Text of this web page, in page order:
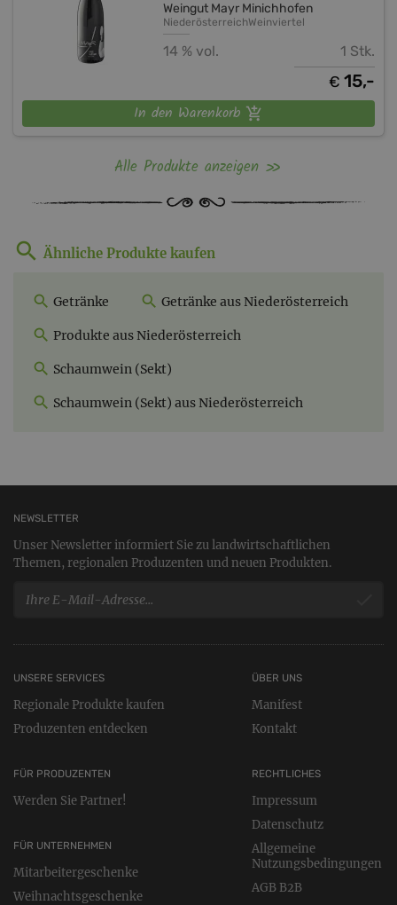
Weingut Mayr Minichhofen
NiederösterreichWeinviertel
14 % vol. 1 Stk.
€ 15,-
In den Warenkorb
Alle Produkte anzeigen
Ähnliche Produkte kaufen
Getränke Getränke aus Niederösterreich
Produkte aus Niederösterreich
Schaumwein (Sekt)
Schaumwein (Sekt) aus Niederösterreich
NEWSLETTER
Unser Newsletter informiert Sie zu landwirtschaftlichen
Themen, regionalen Produzenten und neuen Produkten.
UNSERE SERVICES
Regionale Produkte kaufen
Produzenten entdecken
FÜR PRODUZENTEN
Werden Sie Partner!
FÜR UNTERNEHMEN
Mitarbeitergeschenke
Weihnachtsgeschenke
RECHTLICHES
Impressum
Datenschutz
Allgemeine
Nutzungsbedingungen
AGB B2B
ÜBER UNS
Manifest
Kontakt